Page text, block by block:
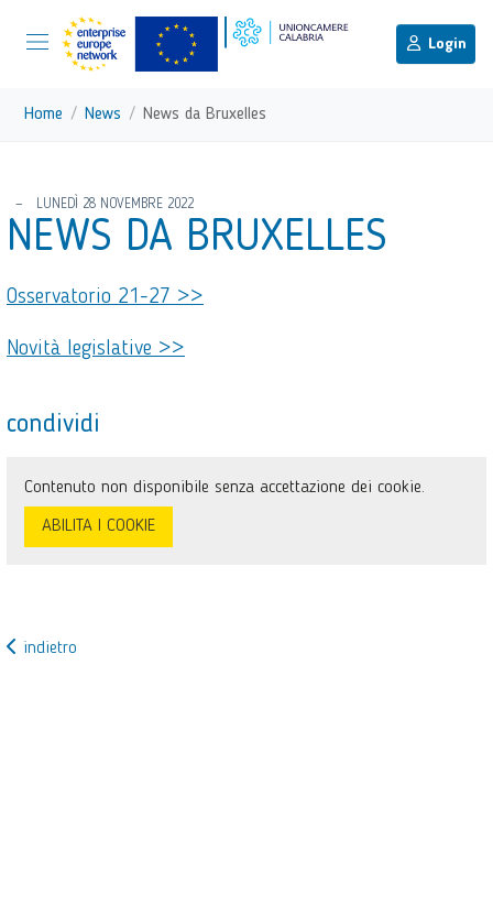
Vai ai contenuti
Login
torna al menu di scelta rapida
Menu di navigazione principale
Home News News da Bruxelles
LUNEDÌ 28 NOVEMBRE 2022
NEWS DA BRUXELLES
Osservatorio 21-27 >>
Novità legislative >>
condividi
Contenuto non disponibile senza accettazione dei cookie.
ABILITA I COOKIE
indietro